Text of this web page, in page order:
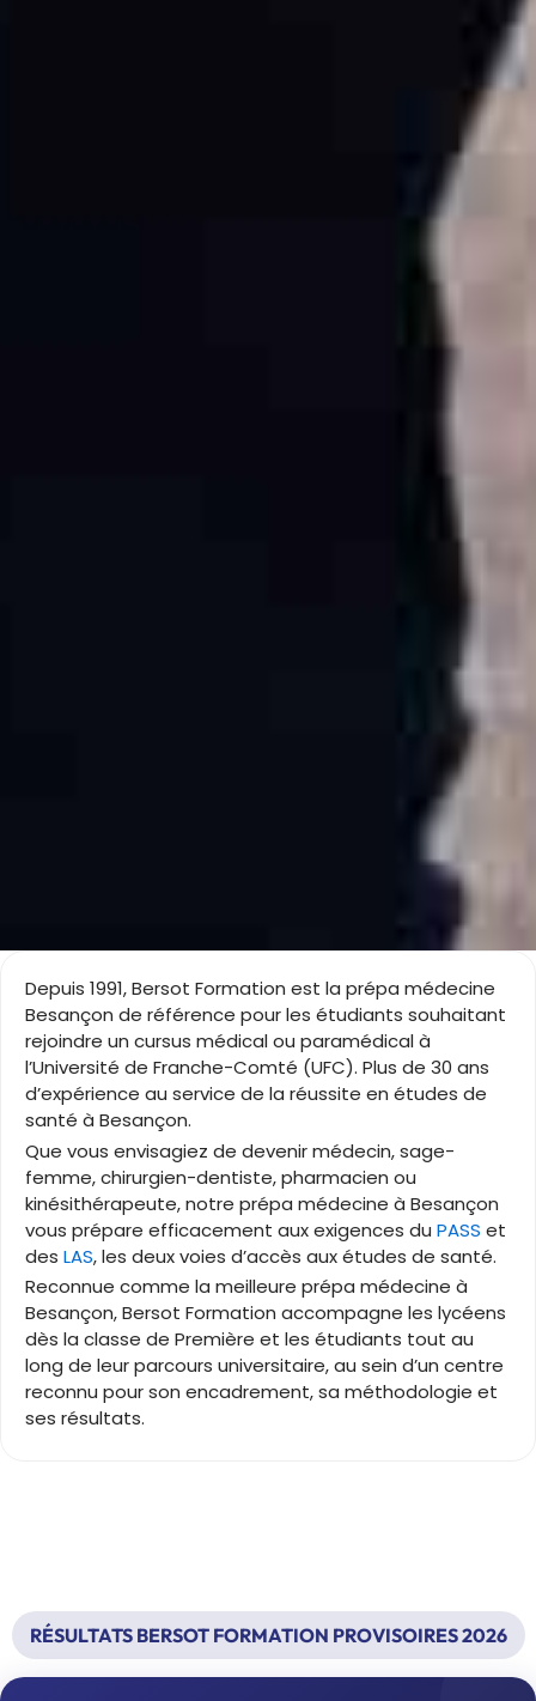
Depuis 1991, Bersot Formation est la prépa médecine
Besançon de référence pour les étudiants souhaitant
rejoindre un cursus médical ou paramédical à
l’Université de Franche-Comté (UFC). Plus de 30 ans
d’expérience au service de la réussite en études de
santé à Besançon.
Que vous envisagiez de devenir médecin, sage-
femme, chirurgien-dentiste, pharmacien ou
kinésithérapeute, notre prépa médecine à Besançon
vous prépare efficacement aux exigences du PASS et
des LAS, les deux voies d’accès aux études de santé.
Reconnue comme la meilleure prépa médecine à
Besançon, Bersot Formation accompagne les lycéens
dès la classe de Première et les étudiants tout au
long de leur parcours universitaire, au sein d’un centre
reconnu pour son encadrement, sa méthodologie et
ses résultats.
RÉSULTATS BERSOT FORMATION PROVISOIRES 2026